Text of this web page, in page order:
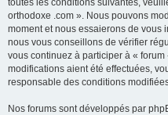
toutes les conditions suivantes,
orthodoxe .com ». Nous pouvons
moment et nous essaierons de vous
nous vous conseillons de vérifier
vous continuez à participer à «
modifications aient été effectuées,
responsable des conditions
Nos forums sont développés par